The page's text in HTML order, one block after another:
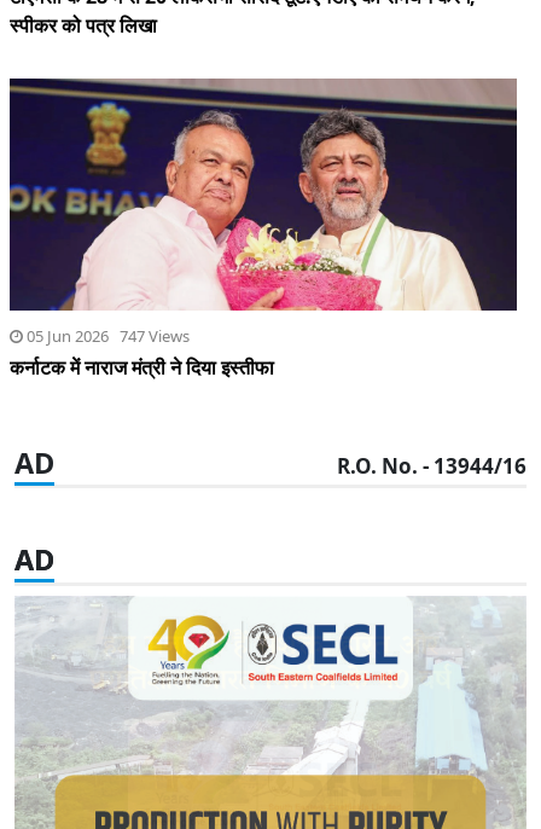
स्पीकर को पत्र लिखा
05 Jun 2026 747 Views
कर्नाटक में नाराज मंत्री ने दिया इस्तीफा
AD R.O. No. - 13944/16
AD